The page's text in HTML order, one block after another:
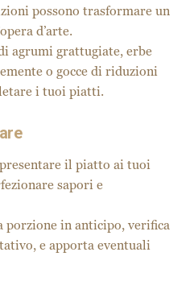
possono trasformare un
d’arte.
agrumi grattugiate, erbe
o gocce di riduzioni
i tuoi piatti.
il piatto ai tuoi
sapori e
porzione in anticipo, verifica
e apporta eventuali